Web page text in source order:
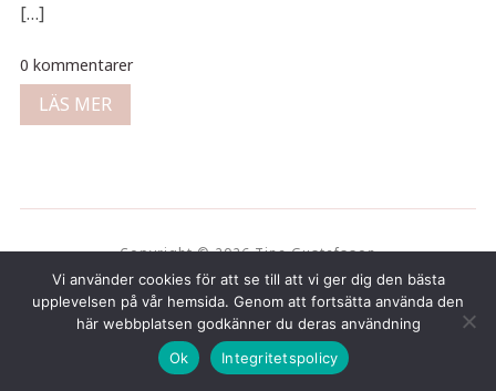
[…]
0 kommentarer
LÄS MER
Copyright © 2026 Tina Gustafsson
Vi använder cookies för att se till att vi ger dig den bästa
upplevelsen på vår hemsida. Genom att fortsätta använda den
här webbplatsen godkänner du deras användning
Ok
Integritetspolicy